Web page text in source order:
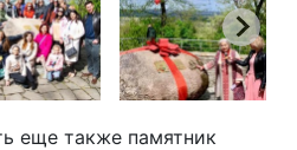
еще также памятник